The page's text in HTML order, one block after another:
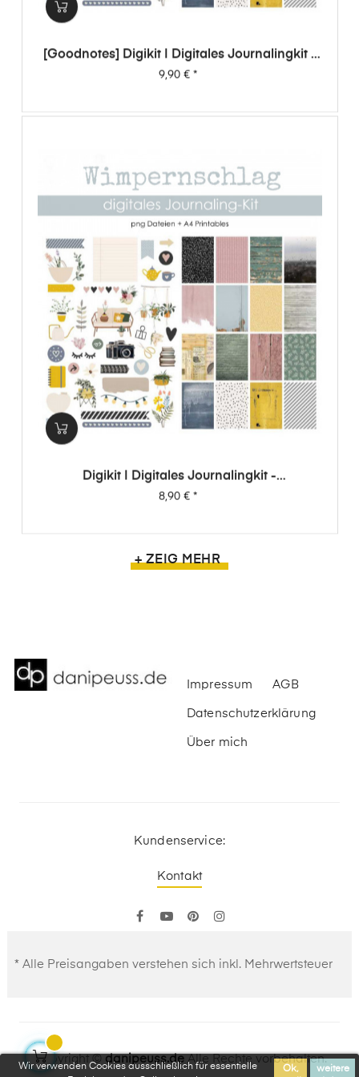
Wir verwenden Cookies ausschließlich für essentielle
Ok, weitere
[Goodnotes] Digikit | Digitales Journalingkit -
Wimpernschlag
Preis
9,90 €*
Digikit | Digitales Journalingkit -
Wimpernschlag
+ ZEIG MEHR
Impressum AGB
Datenschutzerklärung
Über mich
Kundenservice:
Kontakt
FacebookYouTubePinterest
* Alle Preisangaben verstehen sich inkl. Mehrwertsteuer
Copyright © danipeuss.deAlle Rechte vorbehalten.